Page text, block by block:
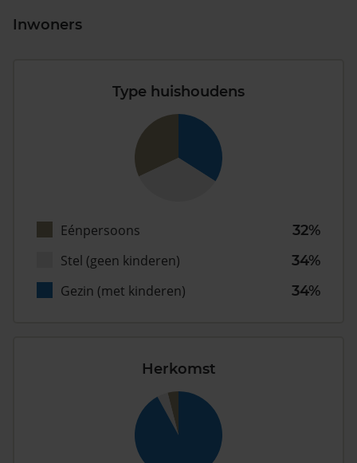
Inwoners
Type huishoudens
Eénpersoons
32%
Stel (geen kinderen)
34%
Gezin (met kinderen)
34%
Herkomst